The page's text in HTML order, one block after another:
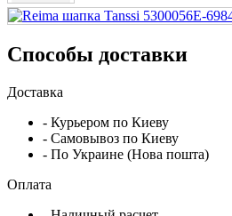
Способы доставки
Доставка
- Курьером по Киеву
- Самовывоз по Киеву
- По Украине (Нова пошта)
Оплата